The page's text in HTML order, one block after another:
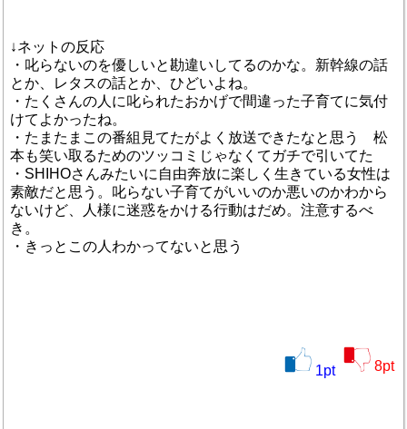
↓ネットの反応
・叱らないのを優しいと勘違いしてるのかな。新幹線の話
とか、レタスの話とか、ひどいよね。
・たくさんの人に叱られたおかげで間違った子育てに気付
けてよかったね。
・たまたまこの番組見てたがよく放送できたなと思う 松
本も笑い取るためのツッコミじゃなくてガチで引いてた
・SHIHOさんみたいに自由奔放に楽しく生きている女性は
素敵だと思う。叱らない子育てがいいのか悪いのかわから
ないけど、人様に迷惑をかける行動はだめ。注意するべ
き。
・きっとこの人わかってないと思う
1pt 8pt